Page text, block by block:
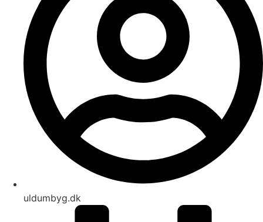
uldumbyg.dk